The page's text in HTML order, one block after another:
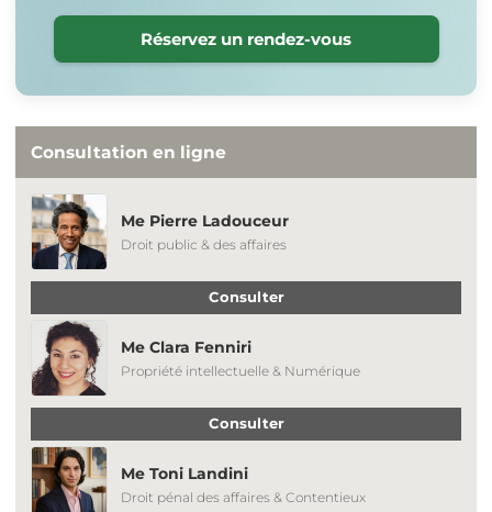
Réservez un rendez-vous
Consultation en ligne
Me Pierre Ladouceur
Droit public & des affaires
Consulter
Me Clara Fenniri
Propriété intellectuelle & Numérique
Consulter
Me Toni Landini
Droit pénal des affaires & Contentieux